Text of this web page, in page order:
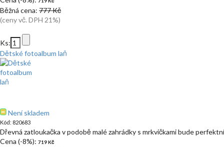
Běžná cena: 777 Kč
(ceny vč. DPH 21%)
Ks:
Dětské fotoalbum laň
Není skladem
Kód: 820683
Dřevná zatloukačka v podobě malé zahrádky s mrkvičkami bude
Cena (-8%): 719 Kč